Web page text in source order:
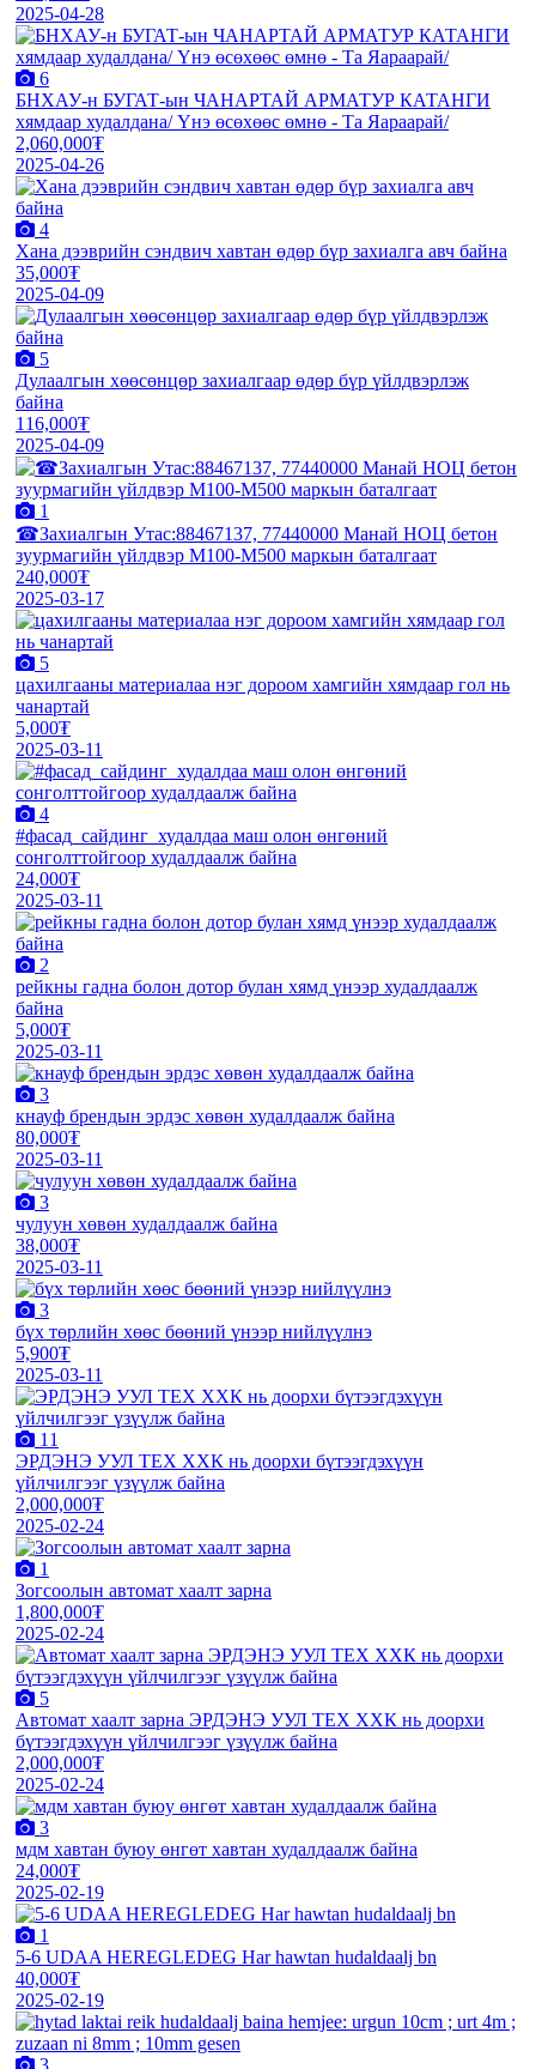
2025-04-28
6
БНХАУ-н БУГАТ-ын ЧАНАРТАЙ АРМАТУР КАТАНГИ
хямдаар худалдана/ Үнэ өсөхөөс өмнө - Та Яараарай/
2,060,000₮
2025-04-26
4
Хана дээврийн сэндвич хавтан өдөр бүр захиалга авч байна
35,000₮
2025-04-09
5
Дулаалгын хөөсөнцөр захиалгаар өдөр бүр үйлдвэрлэж
байна
116,000₮
2025-04-09
1
☎Захиалгын Утас:88467137, 77440000 Манай НОЦ бетон
зуурмагийн үйлдвэр M100-M500 маркын баталгаат
240,000₮
2025-03-17
5
цахилгааны материалаа нэг дороом хамгийн хямдаар гол нь
чанартай
5,000₮
2025-03-11
4
#фасад_сайдинг_худалдаа маш олон өнгөний
сонголттойгоор худалдаалж байна
24,000₮
2025-03-11
2
рейкны гадна болон дотор булан хямд үнээр худалдаалж
байна
5,000₮
2025-03-11
3
кнауф брендын эрдэс хөвөн худалдаалж байна
80,000₮
2025-03-11
3
чулуун хөвөн худалдаалж байна
38,000₮
2025-03-11
3
бүх төрлийн хөөс бөөний үнээр нийлүүлнэ
5,900₮
2025-03-11
11
ЭРДЭНЭ УУЛ ТЕХ ХХК нь доорхи бүтээгдэхүүн
үйлчилгээг үзүүлж байна
2,000,000₮
2025-02-24
1
Зогсоолын автомат хаалт зарна
1,800,000₮
2025-02-24
5
Автомат хаалт зарна ЭРДЭНЭ УУЛ ТЕХ ХХК нь доорхи
бүтээгдэхүүн үйлчилгээг үзүүлж байна
2,000,000₮
2025-02-24
3
мдм хавтан буюу өнгөт хавтан худалдаалж байна
24,000₮
2025-02-19
1
5-6 UDAA HEREGLEDEG Har hawtan hudaldaalj bn
40,000₮
2025-02-19
3